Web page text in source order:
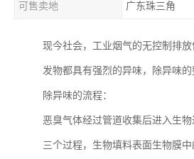
可售卖地 广东珠三角
现今社会，工业烟气的无控制排
发物都具有强烈的异味，除异味
除异味的流程：
恶臭气体经过管道收集后进入生
三个过程，生物填料表面生物膜